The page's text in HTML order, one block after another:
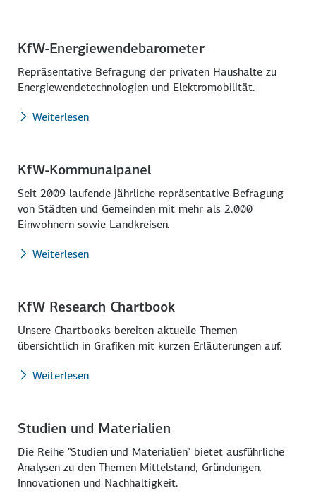
KfW-Energiewende­barometer
Repräsentative Befragung der privaten Haushalte zu
Energiewende­technologien und Elektromobilität.
Weiterlesen
KfW-Kommunalpanel
Seit 2009 laufende jährliche repräsentative Befragung
von Städten und Gemeinden mit mehr als 2.000
Einwohnern sowie Landkreisen.
Weiterlesen
KfW Research Chartbook
Unsere Chartbooks bereiten aktuelle Themen
übersichtlich in Grafiken mit kurzen Erläuterungen auf.
Weiterlesen
Studien und Materialien
Die Reihe "Studien und Materialien" bietet ausführliche
Analysen zu den Themen Mittelstand, Gründungen,
Innovationen und Nachhaltigkeit.